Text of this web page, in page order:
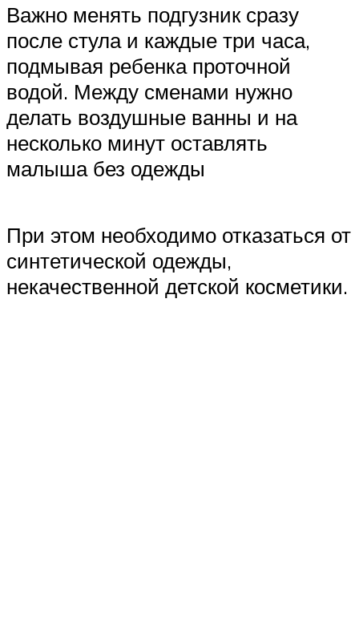
Важно менять подгузник сразу
после стула и каждые три часа,
подмывая ребенка проточной
водой. Между сменами нужно
делать воздушные ванны и на
несколько минут оставлять
малыша без одежды
При этом необходимо отказаться от
синтетической одежды,
некачественной детской косметики.